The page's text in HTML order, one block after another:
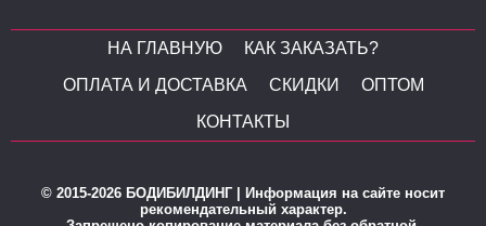
НА ГЛАВНУЮ
КАК ЗАКАЗАТЬ?
ОПЛАТА И ДОСТАВКА
СКИДКИ
ОПТОМ
КОНТАКТЫ
© 2015-2026 БОДИБИЛДИНГ | Информация на сайте носит
рекомендательный характер.